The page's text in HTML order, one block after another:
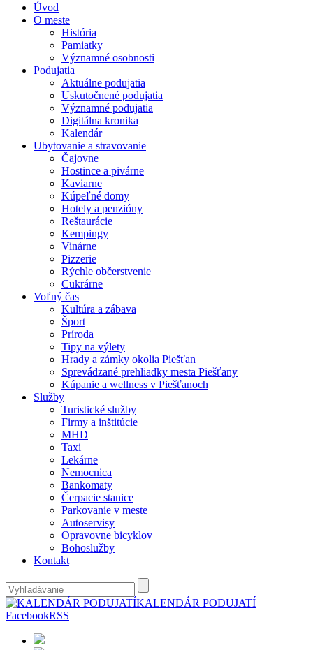
Úvod
O meste
História
Pamiatky
Významné osobnosti
Podujatia
Aktuálne podujatia
Uskutočnené podujatia
Významné podujatia
Digitálna kronika
Kalendár
Ubytovanie a stravovanie
Čajovne
Hostince a pivárne
Kaviarne
Kúpeľné domy
Hotely a penzióny
Reštaurácie
Kempingy
Vinárne
Pizzerie
Rýchle občerstvenie
Cukrárne
Voľný čas
Kultúra a zábava
Šport
Príroda
Tipy na výlety
Hrady a zámky okolia Piešťan
Sprevádzané prehliadky mesta Piešťany
Kúpanie a wellness v Piešťanoch
Služby
Turistické služby
Firmy a inštitúcie
MHD
Taxi
Lekárne
Nemocnica
Bankomaty
Čerpacie stanice
Parkovanie v meste
Autoservisy
Opravovne bicyklov
Bohoslužby
Kontakt
KALENDÁR PODUJATÍ
FacebookRSS